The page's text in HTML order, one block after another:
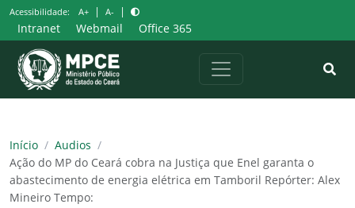
Pular
para
o
conteúdo
Acessibilidade: A+ | A- |
Intranet Webmail Office 365
Início / Audios /
Ação do MP do Ceará cobra na Justiça que Enel garanta o
abastecimento de energia elétrica em Tamboril Repórter: Alex
Mineiro Tempo: